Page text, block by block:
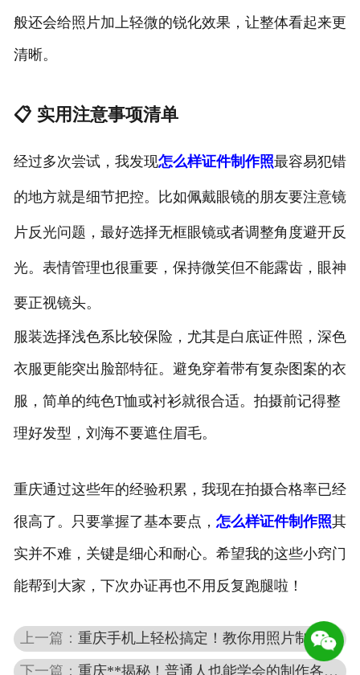
般还会给照片加上轻微的锐化效果，让整体看起来更
清晰。
📋 实用注意事项清单
经过多次尝试，我发现怎么样证件制作照最容易犯错
的地方就是细节把控。比如佩戴眼镜的朋友要注意镜
片反光问题，最好选择无框眼镜或者调整角度避开反
光。表情管理也很重要，保持微笑但不能露齿，眼神
要正视镜头。
服装选择浅色系比较保险，尤其是白底证件照，深色
衣服更能突出脸部特征。避免穿着带有复杂图案的衣
服，简单的纯色T恤或衬衫就很合适。拍摄前记得整
理好发型，刘海不要遮住眉毛。
重庆通过这些年的经验积累，我现在拍摄合格率已经
很高了。只要掌握了基本要点， 怎么样证件制作照其
实并不难，关键是细心和耐心。希望我的这些小窍门
能帮到大家，下次办证再也不用反复跑腿啦！
上一篇：重庆手机上轻松搞定！教你用照片制作专业证件照的方法和技巧
下一篇：重庆**揭秘！普通人也能学会的制作各种证件技巧全攻略**